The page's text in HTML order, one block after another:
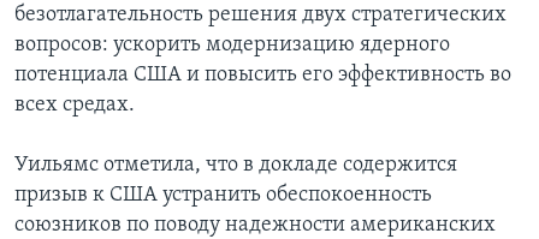
безотлагательность решения двух стратегических
вопросов: ускорить модернизацию ядерного
потенциала США и повысить его эффективность во
всех средах.
Уильямс отметила, что в докладе содержится
призыв к США устранить обеспокоенность
союзников по поводу надежности американских